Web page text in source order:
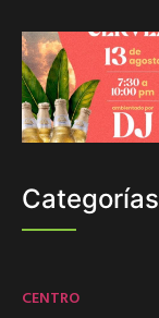
Categorías
CENTRO